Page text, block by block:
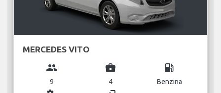
MERCEDES VITO
group
9
business_center
4
local_gas_station
Benzina